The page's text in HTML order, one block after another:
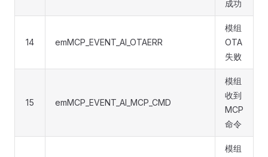
成功
14 emMCP_EVENT_AI_OTAERR
模组
OTA
失败
15 emMCP_EVENT_AI_MCP_CMD
模组
收到
MCP
命令
模组